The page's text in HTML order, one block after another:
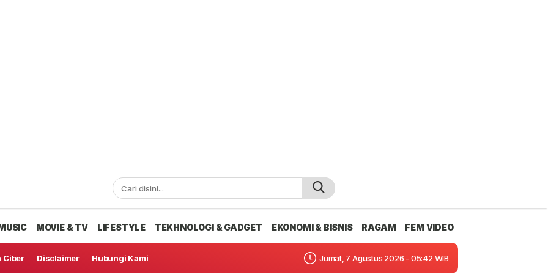
MOVIE & TV LIFESTYLE TEKHNOLOGI & GADGET EKONOMI & BISNIS RAGAM FEM VIDEO
Ciber Disclaimer Hubungi Kami Jumat, 7 Agustus 2026 - 05:42 WIB